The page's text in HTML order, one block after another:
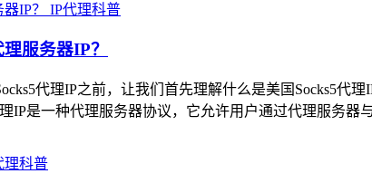
IP代理科普
服务器IP？
代理IP之前，让我们首先理解什么是美国Socks5代
IP是一种代理服务器协议，它允许用户通过代理服务
理科普